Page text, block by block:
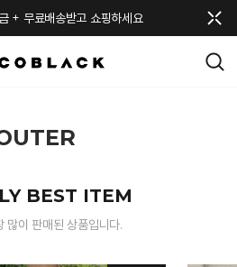
+ 무료배송받고 쇼핑하세요
BEST ITEM
많이 판매된 상품입니다.